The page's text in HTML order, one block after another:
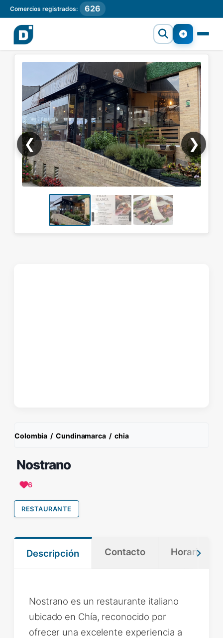
Comercios registrados: 626
❮ ❯
Colombia / Cundinamarca / chia
Nostrano
6
RESTAURANTE
Descripción Contacto Horario
Nostrano es un restaurante italiano
ubicado en Chía, reconocido por
ofrecer una excelente experiencia a